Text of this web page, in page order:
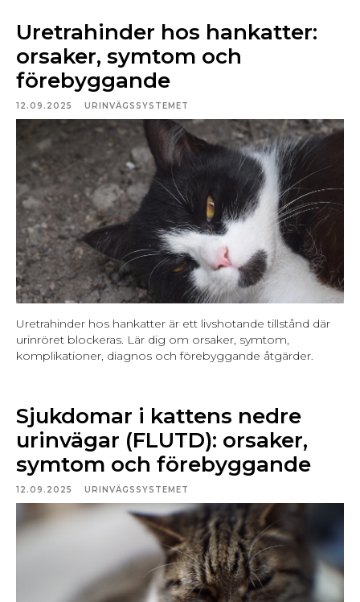
Uretrahinder hos hankatter:
orsaker, symtom och
förebyggande
12.09.2025 URINVÄGSSYSTEMET
Uretrahinder hos hankatter är ett livshotande tillstånd där
urinröret blockeras. Lär dig om orsaker, symtom,
komplikationer, diagnos och förebyggande åtgärder.
Sjukdomar i kattens nedre
urinvägar (FLUTD): orsaker,
symtom och förebyggande
12.09.2025 URINVÄGSSYSTEMET